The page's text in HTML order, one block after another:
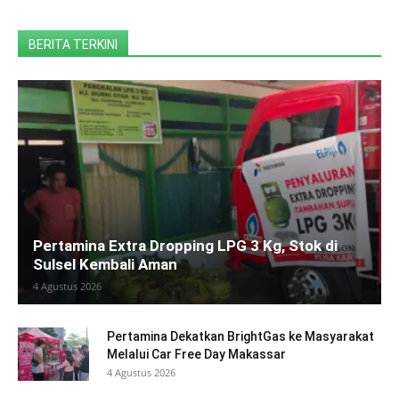
BERITA TERKINI
Pertamina Extra Dropping LPG 3 Kg, Stok di
Sulsel Kembali Aman
4 Agustus 2026
Pertamina Dekatkan BrightGas ke Masyarakat
Melalui Car Free Day Makassar
4 Agustus 2026